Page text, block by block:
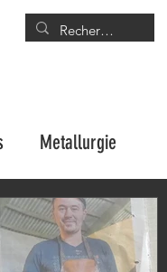
Metallurgie